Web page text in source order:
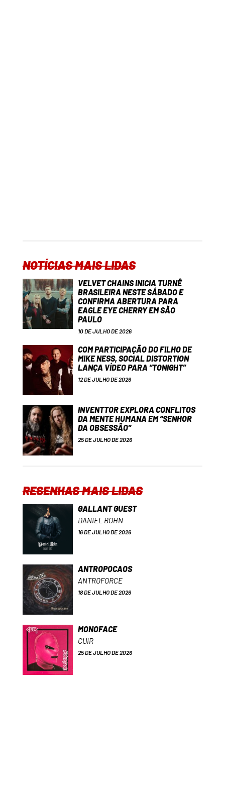
NOTÍCIAS MAIS LIDAS
VELVET CHAINS INICIA TURNÊ
BRASILEIRA NESTE SÁBADO E
CONFIRMA ABERTURA PARA
EAGLE EYE CHERRY EM SÃO
PAULO
10 DE JULHO DE 2026
COM PARTICIPAÇÃO DO FILHO DE
MIKE NESS, SOCIAL DISTORTION
LANÇA VÍDEO PARA “TONIGHT”
12 DE JULHO DE 2026
INVENTTOR EXPLORA CONFLITOS
DA MENTE HUMANA EM “SENHOR
DA OBSESSÃO”
25 DE JULHO DE 2026
RESENHAS MAIS LIDAS
GALLANT GUEST
DANIEL BOHN
16 DE JULHO DE 2026
ANTROPOCAOS
ANTROFORCE
18 DE JULHO DE 2026
MONOFACE
CUIR
25 DE JULHO DE 2026